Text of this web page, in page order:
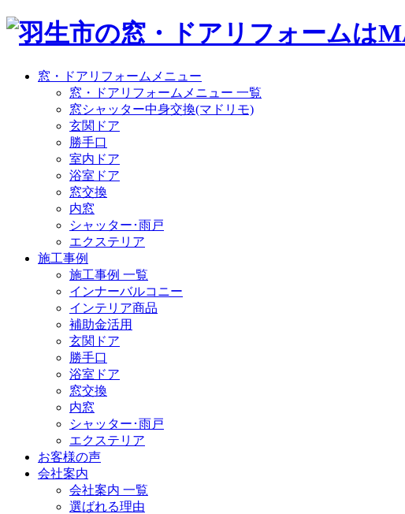
窓・ドアリフォームメニュー
窓・ドアリフォームメニュー 一覧
窓シャッター中身交換(マドリモ)
玄関ドア
勝手口
室内ドア
浴室ドア
窓交換
内窓
シャッター･雨戸
エクステリア
施工事例
施工事例 一覧
インナーバルコニー
インテリア商品
補助金活用
玄関ドア
勝手口
浴室ドア
窓交換
内窓
シャッター･雨戸
エクステリア
お客様の声
会社案内
会社案内 一覧
選ばれる理由